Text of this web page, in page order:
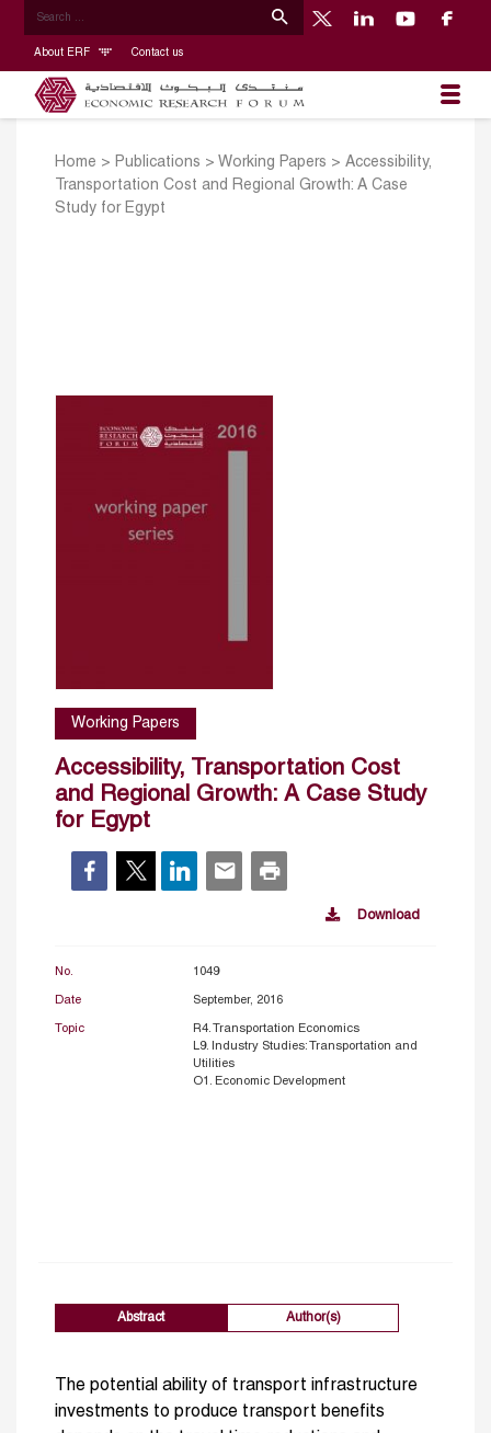
About ERF Contact us
Home > Publications > Working Papers > Accessibility,
Transportation Cost and Regional Growth: A Case
Study for Egypt
Working Papers
Accessibility, Transportation Cost
and Regional Growth: A Case Study
for Egypt
Download
No. 1049
Date September, 2016
Topic
R4. Transportation Economics
L9. Industry Studies: Transportation and
Utilities
O1. Economic Development
Abstract Author(s)
The potential ability of transport infrastructure
investments to produce transport benefits